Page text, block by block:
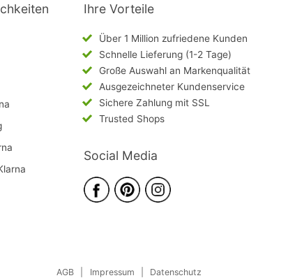
Ihre Vorteile
Über 1 Million zufriedene Kunden
Schnelle Lieferung (1-2 Tage)
Große Auswahl an Markenqualität
Ausgezeichneter Kundenservice
Sichere Zahlung mit SSL
Trusted Shops
Social Media
AGB Impressum Datenschutz